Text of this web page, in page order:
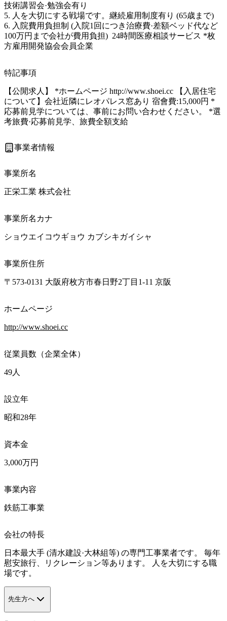
技術講習会·勉強会有り
5. 人を大切にする戦場です。継続雇用制度有り (65歳まで)
6. 入院費用負担制 (入院1回につき治療費·差額ベッド代など
100万円まで会社が費用負担)  24時間医療相談サービス *枚
方雇用開発協会会員企業
特記事項
【公閒求人】 *ホームページ http://www.shoei.cc 【入居住宅
について】会社近隣にレオパレス窓あり 宿會費:15,000円 *
応募前見学については、事前にお問い合わせください。 *選
考旅費·応募前見学、旅費全額支給
事業者情報
事業所名
正栄工業 株式会社
事業所名カナ
ショウエイコウギョウ カブシキガイシャ
事業所住所
〒573-0131 大阪府枚方市春日野2丁目1-11 京阪
ホームページ
http://www.shoei.cc
従業員数（企業全体）
49人
設立年
昭和28年
資本金
3,000万円
事業内容
鉄筋工事業
会社の特長
日本最大手 (清水建設·大林組等) の専門工事業者です。 毎年
慰安旅行、リクレーション等あります。 人を大切にする職
場です。
先生方へ